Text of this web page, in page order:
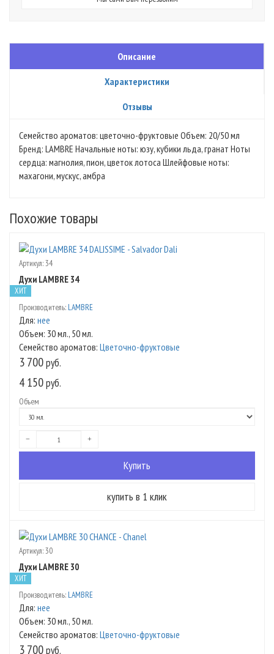
Описание
Характеристики
Отзывы
Семейство ароматов: цветочно-фруктовые Объем: 20/50 мл
Бренд: LAMBRE Начальные ноты: юзу, кубики льда, гранат Ноты
сердца: магнолия, пион, цветок лотоса Шлейфовые ноты:
махагони, мускус, амбра
Похожие товары
ХИТ
Артикул:34
Духи LAMBRE 34
Производитель: LAMBRE
Для: нее
Объем: 30 мл., 50 мл.
Семейство ароматов: Цветочно-фруктовые
3 700руб.
4 150руб.
Объем
ХИТ
Артикул:30
Духи LAMBRE 30
Производитель: LAMBRE
Для: нее
Объем: 30 мл., 50 мл.
Семейство ароматов: Цветочно-фруктовые
3 700руб.